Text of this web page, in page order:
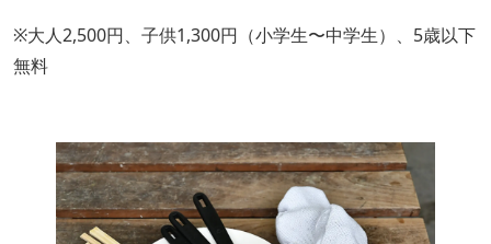
※大人2,500円、子供1,300円（小学生〜中学生）、5歳以下
無料